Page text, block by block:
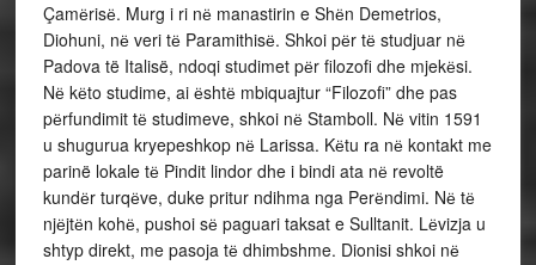
Çamёrisё. Murg i ri nё manastirin e Shёn Demetrios,
Diohuni, nё veri tё Paramithisё. Shkoi pёr tё studjuar nё
Padova të Italisë, ndoqi studimet pёr filozofi dhe mjekёsi.
Nё kёto studime, ai ёshtё mbiquajtur “Filozofi” dhe pas
pёrfundimit tё studimeve, shkoi nё Stamboll. Nё vitin 1591
u shugurua kryepeshkop nё Larissa. Kёtu ra nё kontakt me
parinë lokale tё Pindit lindor dhe i bindi ata nё revoltë
kundёr turqёve, duke pritur ndihma nga Perёndimi. Nё tё
njёjtёn kohё, pushoi sё paguari taksat e Sulltanit. Lёvizja u
shtyp direkt, me pasoja tё dhimbshme. Dionisi shkoi nё